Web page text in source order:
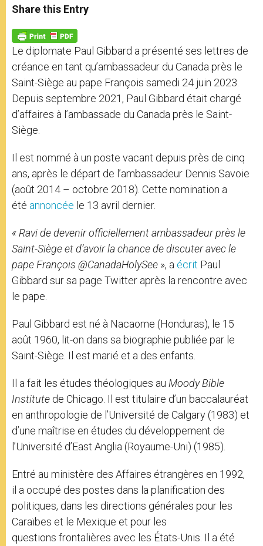
t
s
p
p
s
e
g
e
r
e
b
o
k
Share this Entry
Le diplomate Paul Gibbard a présenté ses lettres de
créance en tant qu’ambassadeur du Canada près le
Saint-Siège au pape François samedi 24 juin 2023.
Depuis septembre 2021, Paul Gibbard était chargé
d’affaires à l’ambassade du Canada près le Saint-
Siège.
Il est nommé à un poste vacant depuis près de cinq
ans, après le départ de l’ambassadeur Dennis Savoie
(août 2014 – octobre 2018). Cette nomination a
été annoncée le 13 avril dernier.
« Ravi de devenir officiellement ambassadeur près le
Saint-Siège et d’avoir la chance de discuter avec le
pape François @CanadaHolySee », a écrit Paul
Gibbard sur sa page Twitter après la rencontre avec
le pape.
Paul Gibbard est né à Nacaome (Honduras), le 15
août 1960, lit-on dans sa biographie publiée par le
Saint-Siège. Il est marié et a des enfants.
Il a fait les études théologiques au Moody Bible
Institute de Chicago. Il est titulaire d’un baccalauréat
en anthropologie de l’Université de Calgary (1983) et
d’une maîtrise en études du développement de
l’Université d’East Anglia (Royaume-Uni) (1985).
Entré au ministère des Affaires étrangères en 1992,
il a occupé des postes dans la planification des
politiques, dans les directions générales pour les
Caraïbes et le Mexique et pour les
questions frontalières avec les États-Unis. Il a été